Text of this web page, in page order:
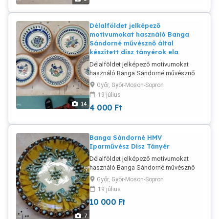
14
Délalföldet jelképező
motívumokat használó Banga
Sándorné művésznő által
készített dísz tányérok ela
Délalföldet jelképező motívumokat
használó Banga Sándorné művésznő
által készített dísz tányérok eladók.
Műtárgy de étkezési célra egyaránt
használható. Hibátlan, eredeti aláírással,
évjárattal ellátott. Mérete:20cmx5cm 20
Győr, Győr-Moson-Sopron
19 július
4 000 Ft
7
Banga Sándorné HMV
Iparművész Dísz Tányér
Délalföldet jelképező motívumokat
használó Banga Sándorné művésznő
által készített dísz tányér eladó. Műtárgy
de étkezési célra egyaránt használható.
Hibátlan, eredeti aláírással, évjárattal
ellátott. Mérete:30cmx6cm 19000 db
Győr, Győr-Moson-Sopron
19 július
10 000 Ft